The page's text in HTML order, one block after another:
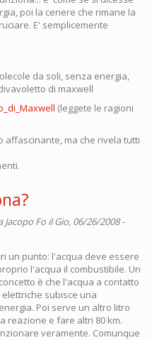
poi la cenere che rimane la
E' semplicemente
da soli, senza energia,
di maxwell
(leggete le ragioni
affascinante, ma che rivela tutti
Jacopo Fo il Gio, 06/26/2008 -
un punto: l'acqua deve essere
l'acqua il combustibile. Un
è che l'acqua a contatto
subisce una
Poi serve un altro litro
reazione e fare altri 80 km.
veramente. Comunque